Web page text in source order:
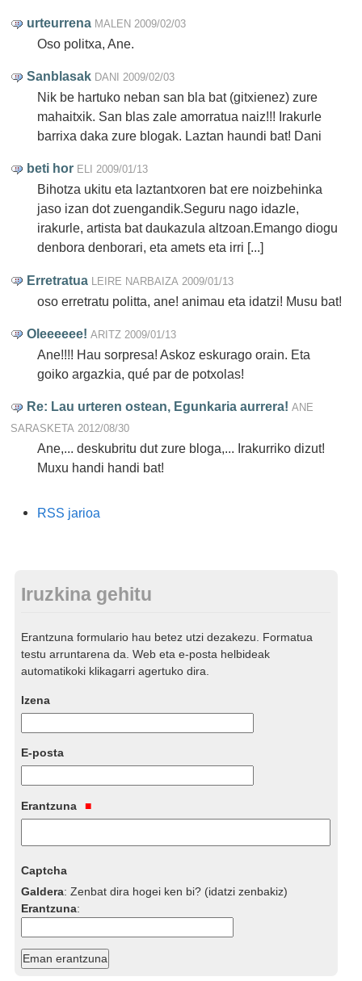
urteurrena MALEN 2009/02/03
Oso politxa, Ane.
Sanblasak DANI 2009/02/03
Nik be hartuko neban san bla bat (gitxienez) zure
mahaitxik. San blas zale amorratua naiz!!! Irakurle
barrixa daka zure blogak. Laztan haundi bat! Dani
beti hor ELI 2009/01/13
Bihotza ukitu eta laztantxoren bat ere noizbehinka
jaso izan dot zuengandik.Seguru nago idazle,
irakurle, artista bat daukazula altzoan.Emango diogu
denbora denborari, eta amets eta irri [...]
Erretratua LEIRE NARBAIZA 2009/01/13
oso erretratu politta, ane! animau eta idatzi! Musu bat!
Oleeeeee! ARITZ 2009/01/13
Ane!!!! Hau sorpresa! Askoz eskurago orain. Eta
goiko argazkia, qué par de potxolas!
Re: Lau urteren ostean, Egunkaria aurrera! ANE
SARASKETA 2012/08/30
Ane,... deskubritu dut zure bloga,... Irakurriko dizut!
Muxu handi handi bat!
akzioakRSS jarioa
Iruzkina gehitu
Erantzuna formulario hau betez utzi dezakezu. Formatua
testu arruntarena da. Web eta e-posta helbideak
automatikoki klikagarri agertuko dira.
Izena
E-posta
Erantzuna
Captcha
Galdera:Zenbat dira hogei ken bi? (idatzi zenbakiz)
Erantzuna: